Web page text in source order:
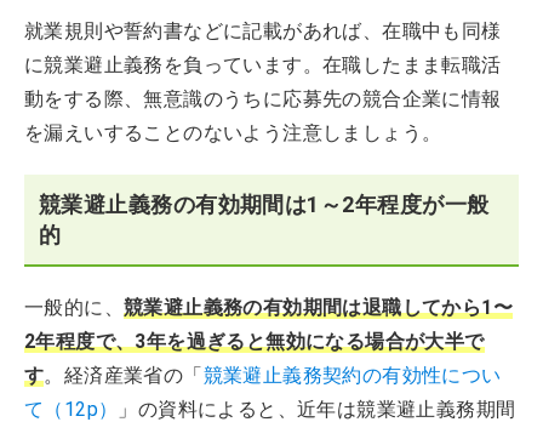
就業規則や誓約書などに記載があれば、在職中も同様
に競業避止義務を負っています。在職したまま転職活
動をする際、無意識のうちに応募先の競合企業に情報
を漏えいすることのないよう注意しましょう。
競業避止義務の有効期間は1～2年程度が一般
的
一般的に、 競業避止義務の有効期間は退職してから1〜
2年程度で、3年を過ぎると無効になる場合が大半で
す。経済産業省の「競業避止義務契約の有効性につい
て（12p）
」の資料によると、近年は競業避止義務期間